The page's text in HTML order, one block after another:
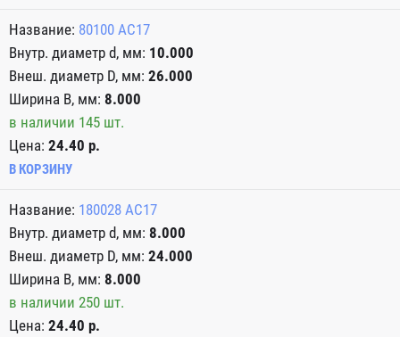
80100 АС17
10.000
26.000
8.000
в наличии 145 шт.
Цена: 24.40 р.
В КОРЗИНУ
180028 АС17
8.000
24.000
8.000
в наличии 250 шт.
Цена: 24.40 р.